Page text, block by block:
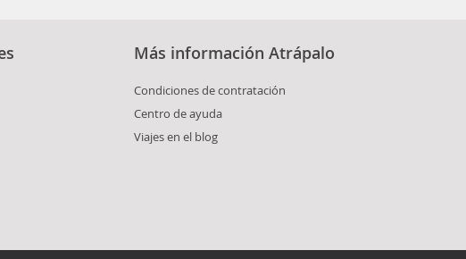
Más información Atrápalo
Condiciones de contratación
Centro de ayuda
Viajes en el blog